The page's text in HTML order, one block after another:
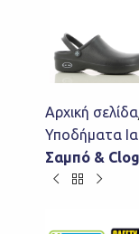
Αρχική σελίδα
Υποδήματα
Σαμπό &